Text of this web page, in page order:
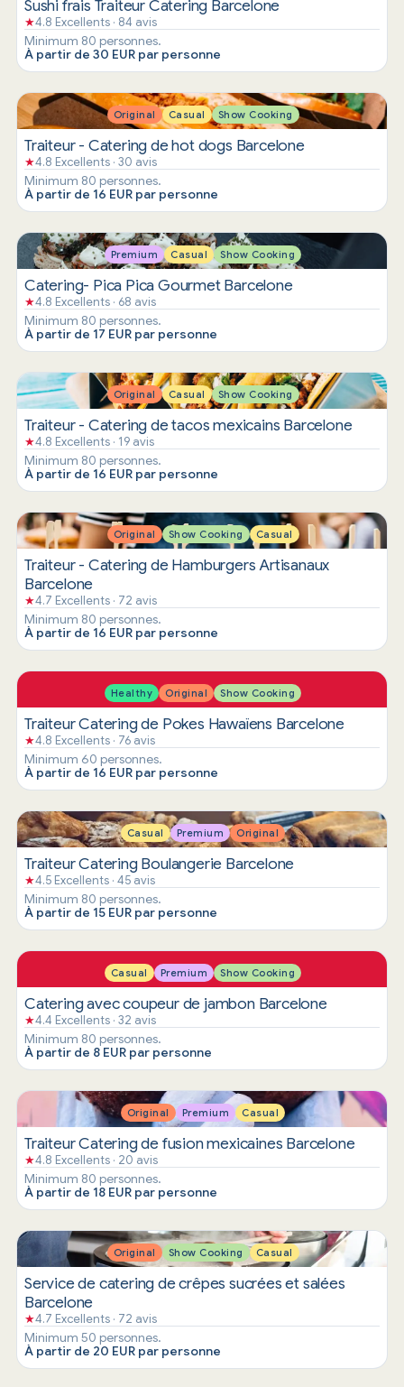
Sushi frais Traiteur Catering Barcelone
★4.8 Excellents · 84 avis
Minimum 80 personnes.
À partir de 30 EUR par personne
Original Casual Show Cooking
Traiteur - Catering de hot dogs Barcelone
★4.8 Excellents · 30 avis
Minimum 80 personnes.
À partir de 16 EUR par personne
Premium Casual Show Cooking
Catering- Pica Pica Gourmet Barcelone
★4.8 Excellents · 68 avis
Minimum 80 personnes.
À partir de 17 EUR par personne
Original Casual Show Cooking
Traiteur - Catering de tacos mexicains Barcelone
★4.8 Excellents · 19 avis
Minimum 80 personnes.
À partir de 16 EUR par personne
Original Show Cooking Casual
Traiteur - Catering de Hamburgers Artisanaux
Barcelone
★4.7 Excellents · 72 avis
Minimum 80 personnes.
À partir de 16 EUR par personne
Healthy Original Show Cooking
Traiteur Catering de Pokes Hawaïens Barcelone
★4.8 Excellents · 76 avis
Minimum 60 personnes.
À partir de 16 EUR par personne
Casual Premium Original
Traiteur Catering Boulangerie Barcelone
★4.5 Excellents · 45 avis
Minimum 80 personnes.
À partir de 15 EUR par personne
Casual Premium Show Cooking
Catering avec coupeur de jambon Barcelone
★4.4 Excellents · 32 avis
Minimum 80 personnes.
À partir de 8 EUR par personne
Original Premium Casual
Traiteur Catering de fusion mexicaines Barcelone
★4.8 Excellents · 20 avis
Minimum 80 personnes.
À partir de 18 EUR par personne
Original Show Cooking Casual
Service de catering de crêpes sucrées et salées
Barcelone
★4.7 Excellents · 72 avis
Minimum 50 personnes.
À partir de 20 EUR par personne